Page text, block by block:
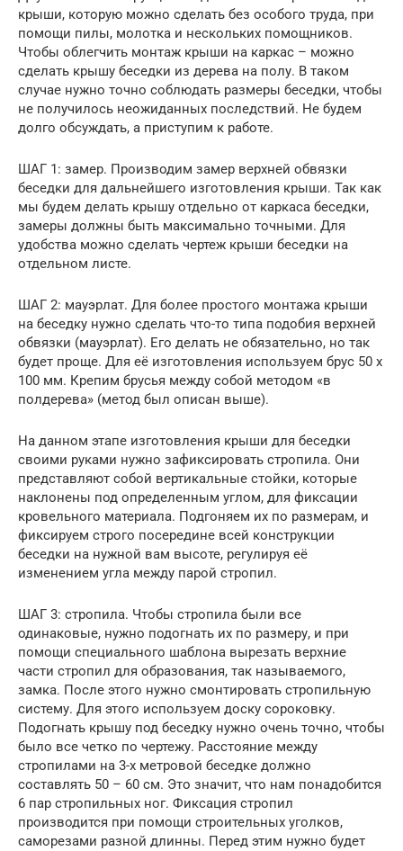
крыши, которую можно сделать без особого труда, при
помощи пилы, молотка и нескольких помощников.
Чтобы облегчить монтаж крыши на каркас – можно
сделать крышу беседки из дерева на полу. В таком
случае нужно точно соблюдать размеры беседки, чтобы
не получилось неожиданных последствий. Не будем
долго обсуждать, а приступим к работе.
ШАГ 1: замер. Производим замер верхней обвязки
беседки для дальнейшего изготовления крыши. Так как
мы будем делать крышу отдельно от каркаса беседки,
замеры должны быть максимально точными. Для
удобства можно сделать чертеж крыши беседки на
отдельном листе.
ШАГ 2: мауэрлат. Для более простого монтажа крыши
на беседку нужно сделать что-то типа подобия верхней
обвязки (мауэрлат). Его делать не обязательно, но так
будет проще. Для её изготовления используем брус 50 х
100 мм. Крепим брусья между собой методом «в
полдерева» (метод был описан выше).
На данном этапе изготовления крыши для беседки
своими руками нужно зафиксировать стропила. Они
представляют собой вертикальные стойки, которые
наклонены под определенным углом, для фиксации
кровельного материала. Подгоняем их по размерам, и
фиксируем строго посередине всей конструкции
беседки на нужной вам высоте, регулируя её
изменением угла между парой стропил.
ШАГ 3: стропила. Чтобы стропила были все
одинаковые, нужно подогнать их по размеру, и при
помощи специального шаблона вырезать верхние
части стропил для образования, так называемого,
замка. После этого нужно смонтировать стропильную
систему. Для этого используем доску сороковку.
Подогнать крышу под беседку нужно очень точно, чтобы
было все четко по чертежу. Расстояние между
стропилами на 3-х метровой беседке должно
составлять 50 – 60 см. Это значит, что нам понадобится
6 пар стропильных ног. Фиксация стропил
производится при помощи строительных уголков,
саморезами разной длинны. Перед этим нужно будет